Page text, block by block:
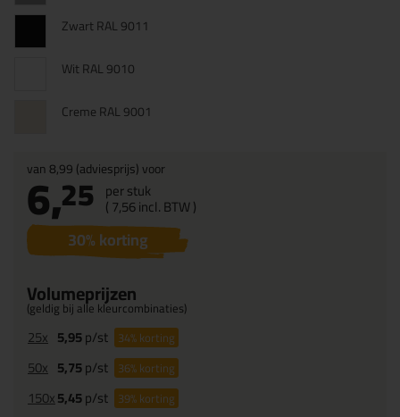
Zwart RAL 9011
Wit RAL 9010
Creme RAL 9001
van8,99(adviesprijs) voor
6,25 per stuk
(7,56incl. BTW )
30% korting
Volumeprijzen
(geldig bij alle kleurcombinaties)
25x 5,95p/st 34%korting
50x 5,75p/st 36%korting
150x5,45p/st 39%korting